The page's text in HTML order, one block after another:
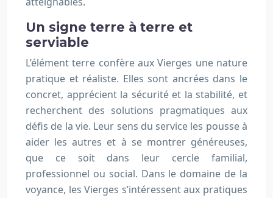
Un signe terre à terre et
serviable
L’élément terre confère aux Vierges une nature
pratique et réaliste. Elles sont ancrées dans le
concret, apprécient la sécurité et la stabilité, et
recherchent des solutions pragmatiques aux
défis de la vie. Leur sens du service les pousse à
aider les autres et à se montrer généreuses,
que ce soit dans leur cercle familial,
professionnel ou social. Dans le domaine de la
voyance, les Vierges s’intéressent aux pratiques